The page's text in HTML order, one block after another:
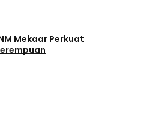
Mekaar Perkuat